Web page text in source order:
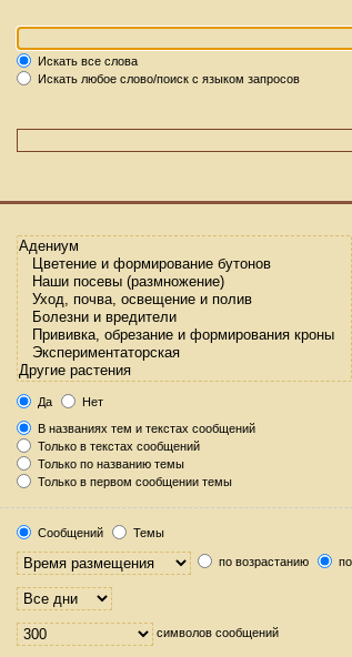
Искать все слова
Искать любое слово/поиск с языком запросов
Да
Нет
В названиях тем и текстах сообщений
Только в текстах сообщений
Только по названию темы
Только в первом сообщении темы
Сообщений
Темы
по возрастанию
символов сообщений